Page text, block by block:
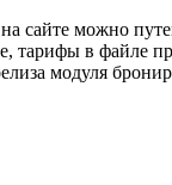
сайте можно
тарифы в
модуля